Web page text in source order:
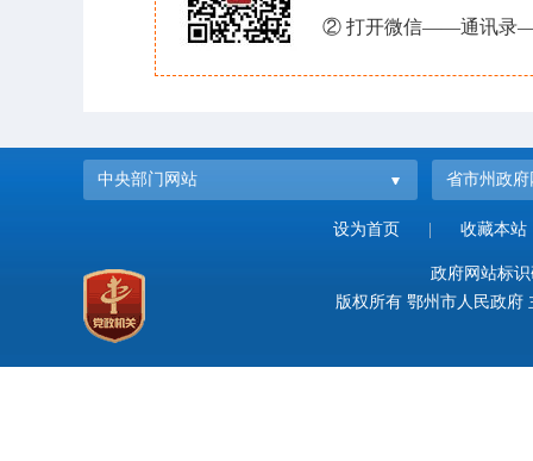
② 打开微信——通讯录
中央部门网站 省市州政府
设为首页 收藏本站
政府网站标
版权所有 鄂州市人民政府